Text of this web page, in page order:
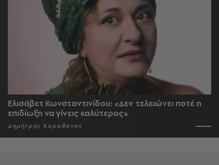
Ελισάβετ Κωνσταντινίδου: «Δεν τελειώνει ποτέ η
επιδίωξη να γίνεις καλύτερος»
Δημήτρης Καραθάνος